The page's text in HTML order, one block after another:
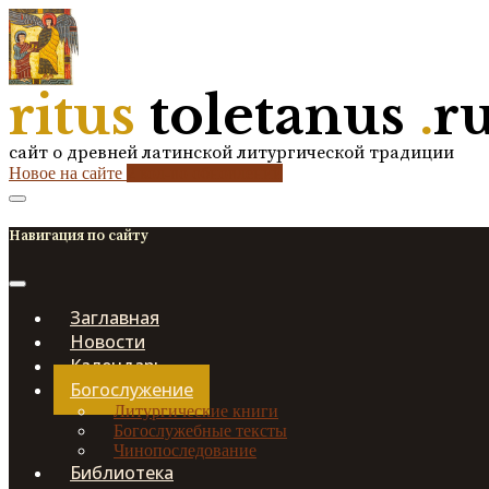
ritus toletanus .
сайт о древней латинской литургической традиции
Новое на сайте
Навигация по сайту
Заглавная
Новости
Календарь
Богослужение
Литургические книги
Богослужебные тексты
Чинопоследование
Библиотека